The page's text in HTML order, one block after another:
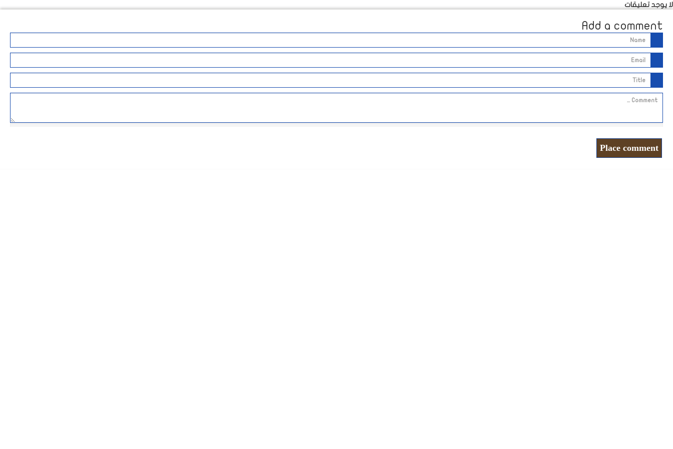
لا يوجد تعليقات
Add a comment
Place comment